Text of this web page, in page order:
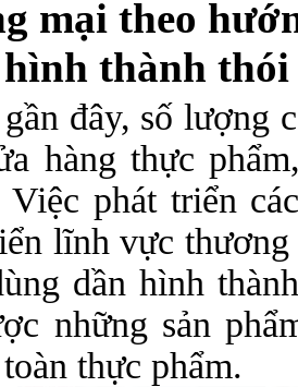
mại theo
thành
đây, số lượng
hàng thực
Việc phát triển
lĩnh vực
dần hình
những sản
thực phẩm.